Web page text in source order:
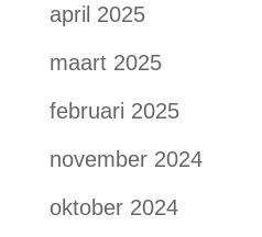
april 2025
maart 2025
februari 2025
november 2024
oktober 2024